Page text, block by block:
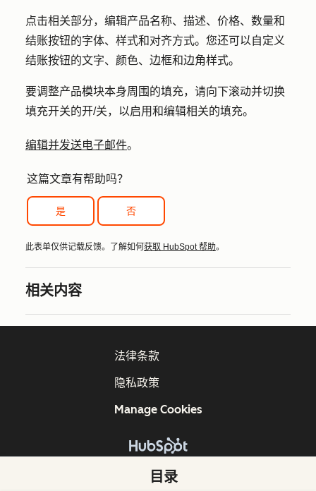
点击相关部分，编辑产品名称、描述、价格、数量和
结账按钮的字体、样式和对齐方式。您还可以自定义
结账按钮的文字、颜色、边框和边角样式。
要调整产品模块本身周围的填充，请向下滚动并切换
填充开关的开/关，以启用和编辑相关的填充。
编辑并发送电子邮件。
这篇文章有帮助吗？
是 否
此表单仅供记载反馈。了解如何 获取 HubSpot 帮助。
相关内容
目录
版权所有 © 2026 HubSpot, Inc.
法律条款
隐私政策
Manage Cookies